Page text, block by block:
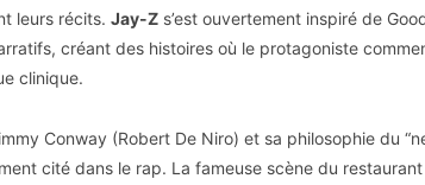
leurs récits. Jay-Z s’est ouvertement inspiré de
créant des histoires où le protagoniste
clinique.
Conway (Robert De Niro) et sa philosophie du
cité dans le rap. La fameuse scène du